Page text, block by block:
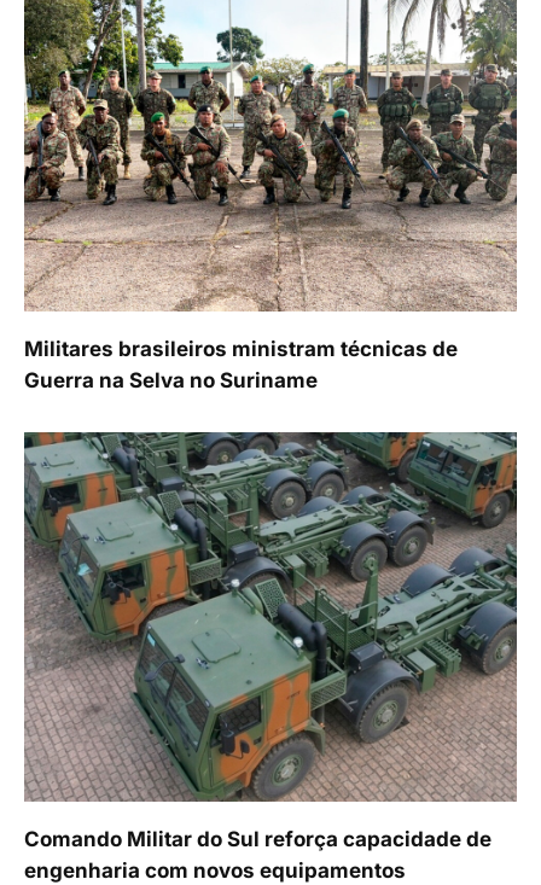
Militares brasileiros ministram técnicas de
Guerra na Selva no Suriname
Comando Militar do Sul reforça capacidade de
engenharia com novos equipamentos